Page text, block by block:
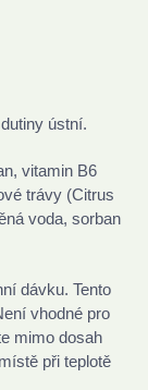
ústní.
vitamin B6
trávy (Citrus
voda, sorban
dávku. Tento
vhodné pro
mimo dosah
při teplotě